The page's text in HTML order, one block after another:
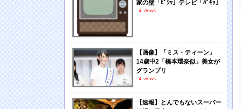
家の壁「ﾋﾟｼｯ」テレビ「ﾊﾟｷｯ」
4 views
【画像】「ミス・ティーン」
14歳中2「橋本環奈似」美女が
グランプリ
4 views
【速報】とんでもないスーパー